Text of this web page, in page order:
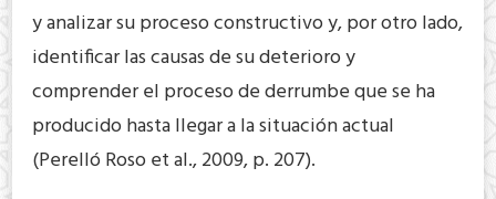
y analizar su proceso constructivo y, por otro lado,
identificar las causas de su deterioro y
comprender el proceso de derrumbe que se ha
producido hasta llegar a la situación actual
(Perelló Roso et al., 2009, p. 207).